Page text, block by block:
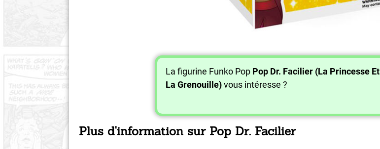
La figurine Funko Pop Pop Dr. Facilier (La Princesse Et
La Grenouille)vous intéresse ?
Plus d'information sur Pop Dr. Facilier